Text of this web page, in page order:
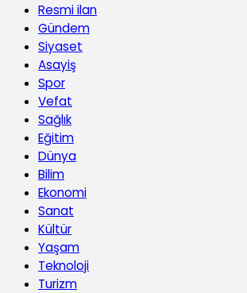
Resmi ilan
Gündem
Siyaset
Asayiş
Spor
Vefat
Sağlık
Eğitim
Dünya
Bilim
Ekonomi
Sanat
Kültür
Yaşam
Teknoloji
Turizm